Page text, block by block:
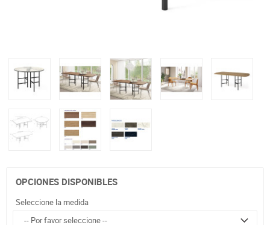
OPCIONES DISPONIBLES
Seleccione la medida